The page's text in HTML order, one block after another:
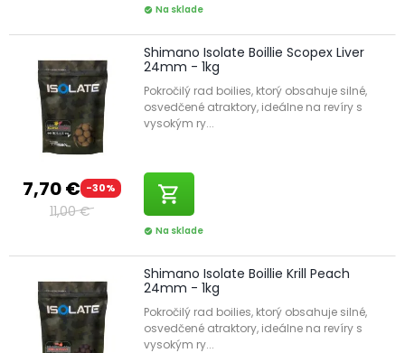
check_circle Na sklade
7,70 € -30%
11,00 €
Shimano Isolate Boillie Scopex Liver
24mm - 1kg
Pokročilý rad boilies, ktorý obsahuje silné,
osvedčené atraktory, ideálne na revíry s
vysokým ry...
shopping_cart
check_circle Na sklade
Shimano Isolate Boillie Krill Peach
24mm - 1kg
Pokročilý rad boilies, ktorý obsahuje silné,
osvedčené atraktory, ideálne na revíry s
vysokým ry...